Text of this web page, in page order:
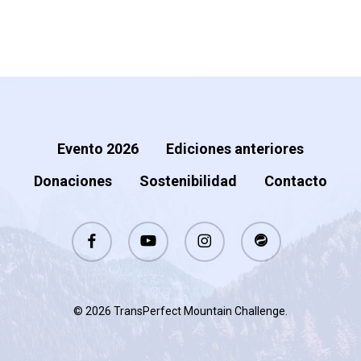
Evento 2026
Ediciones anteriores
Donaciones
Sostenibilidad Contacto
facebook youtube instagram stackexchange
© 2026 TransPerfect Mountain Challenge.